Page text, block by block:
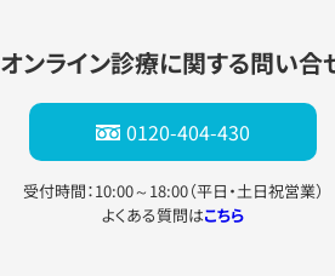
オンライン診療に関する問い合
0120-404-430
受付時間：10:00～18:00（平日・土日祝営業）
よくある質問はこちら